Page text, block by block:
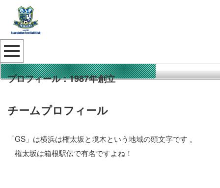
プロフィール：1987年創立
チームプロフィール
「GS」は横浜は権太坂と境木という地域の頭文字です 。
権太坂は箱根駅伝で有名ですよね！